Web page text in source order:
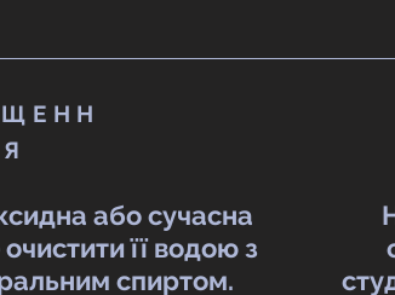
Я
або сучасна
її водою з
спиртом.